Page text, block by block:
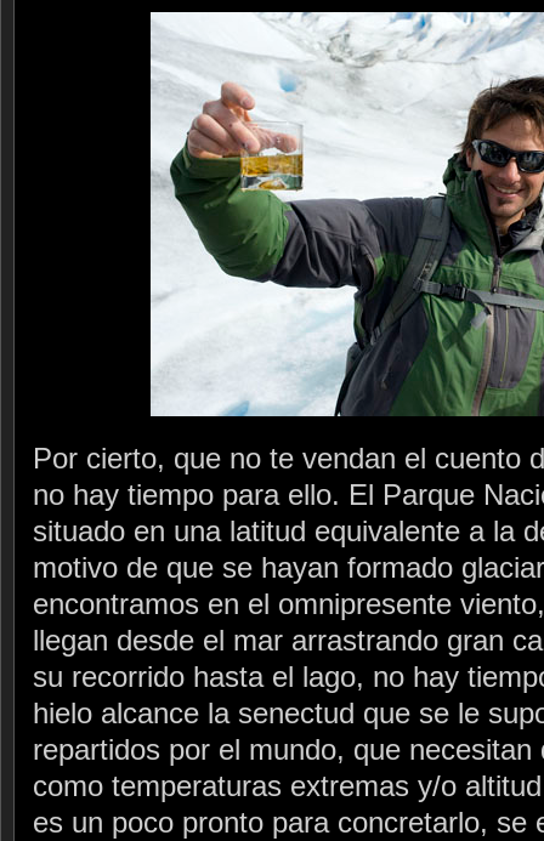
Por cierto, que no te vendan el cuento
no hay tiempo para ello. El Parque
situado en una latitud equivalente a la
motivo de que se hayan formado
encontramos en el omnipresente
llegan desde el mar arrastrando gran
su recorrido hasta el lago, no hay
hielo alcance la senectud que se le
repartidos por el mundo, que
como temperaturas extremas y/o
es un poco pronto para concretarlo, se